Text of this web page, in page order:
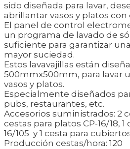
sido diseñada para lavar,
abrillantar vasos y platos con
El panel de control
un programa de lavado de
suficiente para garantizar
mayor suciedad.
Estos lavavajillas están
500mmx500mm, para lavar
vasos y platos.
Especialmente diseñados
pubs, restaurantes, etc.
Accesorios suministrados: 2
cestas para platos CP-16/18, 1
16/105 y 1 cesta para cubiertos
Producción cestas/hora: 120